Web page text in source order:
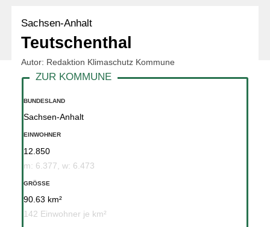
Sachsen-Anhalt
Teutschenthal
Autor: Redaktion Klimaschutz Kommune
BUNDESLAND
Sachsen-Anhalt
EINWOHNER
12.850
m: 6.377, w: 6.473
GRÖSSE
90.63 km²
142 Einwohner je km²